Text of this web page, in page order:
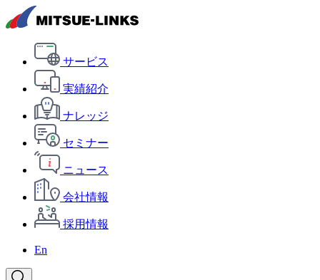
サービス
実績紹介
ナレッジ
セミナー
ニュース
会社情報
採用情報
En